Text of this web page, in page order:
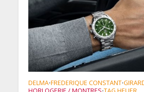
DELMA•FREDERIQUE CONSTANT•